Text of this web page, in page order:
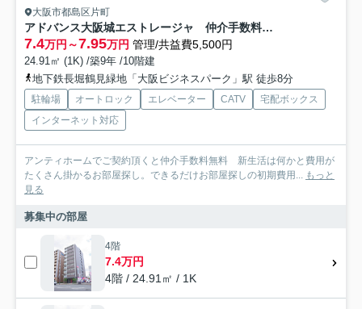
大阪市都島区片町
アドバンス大阪城エストレージャ 仲介手数料無料
7.4万円～7.95万円 管理/共益費5,500円
24.91㎡ (1K) /築9年 /10階建
地下鉄長堀鶴見緑地「大阪ビジネスパーク」駅 徒歩8分
駐輪場 オートロック エレベーター CATV
宅配ボックス
インターネット対応
アンティホームでご契約頂くと仲介手数料無料 新生活は何かと費用が
たくさん掛かるお部屋探し。できるだけお部屋探しの初期費用...
もっと
見る
募集中の部屋
4階
7.4万円
4階 / 24.91㎡ / 1K